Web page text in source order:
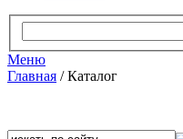
Меню
Главная /Каталог